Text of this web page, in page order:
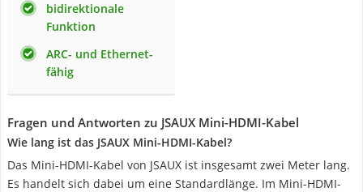
bidirektionale
Funktion
ARC- und Ethernet-
fähig
Fragen und Antworten zu JSAUX Mini-HDMI-Kabel
Wie lang ist das JSAUX Mini-HDMI-Kabel?
Das Mini-HDMI-Kabel von JSAUX ist insgesamt zwei Meter lang.
Es handelt sich dabei um eine Standardlänge. Im Mini-HDMI-